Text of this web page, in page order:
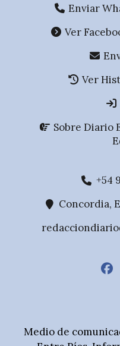
Enviar
Ver
Ver
Sobre Diario
Medio de
+54
Concordia,